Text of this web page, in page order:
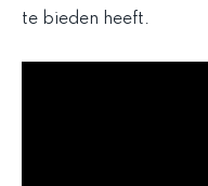
te bieden heeft.